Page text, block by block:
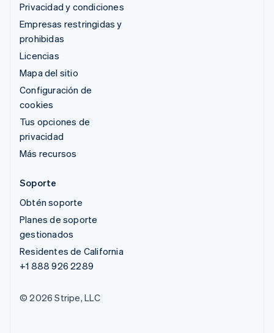
Privacidad y condiciones
Empresas restringidas y
prohibidas
Licencias
Mapa del sitio
Configuración de
cookies
Tus opciones de
privacidad
Más recursos
Soporte
Obtén soporte
Planes de soporte
gestionados
Residentes de California
+1 888 926 2289
© 2026 Stripe, LLC